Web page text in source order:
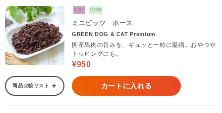
CAT DOG
ミニビッツ ホース
GREEN DOG & CAT Premium
国産馬肉の旨みを、ギュッと一粒に凝縮。おやつや
トッピングにも。
¥950
商品比較リスト カートに入れる